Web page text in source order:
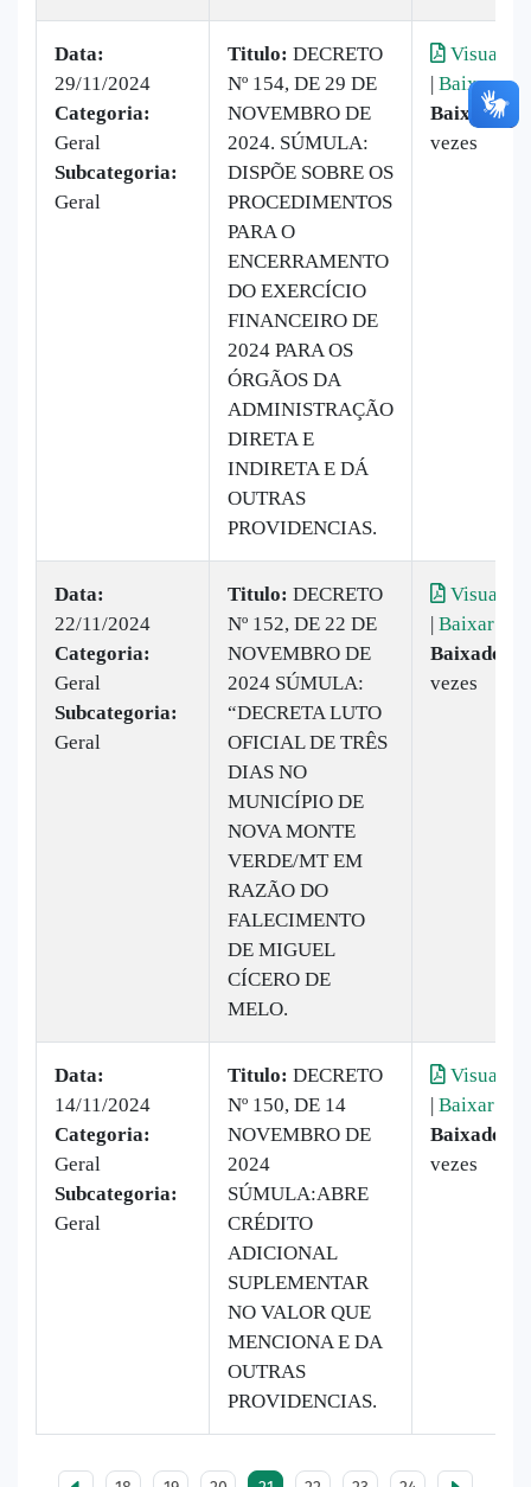
Data:
29/11/2024
Categoria:
Geral
Subcategoria:
Geral
Titulo: DECRETO
Nº 154, DE 29 DE
NOVEMBRO DE
2024. SÚMULA:
DISPÕE SOBRE OS
PROCEDIMENTOS
PARA O
ENCERRAMENTO
DO EXERCÍCIO
FINANCEIRO DE
2024 PARA OS
ÓRGÃOS DA
ADMINISTRAÇÃO
DIRETA E
INDIRETA E DÁ
OUTRAS
PROVIDENCIAS.
| Baixar
Baixado:
vezes
Data:
22/11/2024
Categoria:
Geral
Subcategoria:
Geral
Titulo: DECRETO
Nº 152, DE 22 DE
NOVEMBRO DE
2024 SÚMULA:
“DECRETA LUTO
OFICIAL DE TRÊS
DIAS NO
MUNICÍPIO DE
NOVA MONTE
VERDE/MT EM
RAZÃO DO
FALECIMENTO
DE MIGUEL
CÍCERO DE
MELO.
| Baixar
Baixado:
vezes
Data:
14/11/2024
Categoria:
Geral
Subcategoria:
Geral
Titulo: DECRETO
Nº 150, DE 14
NOVEMBRO DE
2024
SÚMULA:ABRE
CRÉDITO
ADICIONAL
SUPLEMENTAR
NO VALOR QUE
MENCIONA E DA
OUTRAS
PROVIDENCIAS.
| Baixar
Baixado:
vezes